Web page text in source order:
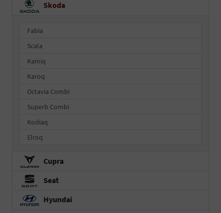
Skoda
Fabia
Scala
Kamiq
Karoq
Octavia Combi
Superb Combi
Kodiaq
Elroq
Cupra
Seat
Hyundai